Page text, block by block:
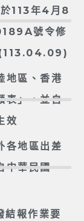
113年4月8
號令修
(113.04.09)
地區、香港
表」，並自
效
各地區出差
華民國一
結報作業要